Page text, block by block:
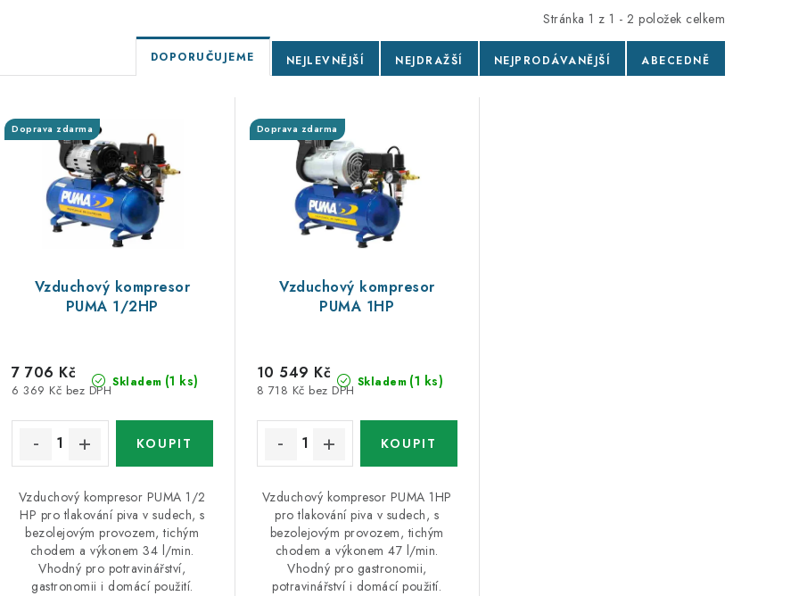
Stránka 1 z 1 - 2 položek celkem
Ř
a
e
n
í
r
o
u
k
t
ů
DOPORUČUJEME NEJLEVNĚJŠÍ NEJDRAŽŠÍ NEJPRODÁVANĚJŠÍ ABECEDNĚ
V
Vzduchový kompresor
PUMA 1/2HP
Doprava zdarma
Skladem (1 ks)
6 369 Kč bez DPH
7 706 Kč
Vzduchový kompresor PUMA 1/2
HP pro tlakování piva v sudech, s
bezolejovým provozem, tichým
chodem a výkonem 34 l/min.
Vhodný pro potravinářství,
gastronomii i domácí použití.
Vzduchový kompresor
PUMA 1HP
Doprava zdarma
Skladem (1 ks)
8 718 Kč bez DPH
10 549 Kč
Vzduchový kompresor PUMA 1HP
pro tlakování piva v sudech, s
bezolejovým provozem, tichým
chodem a výkonem 47 l/min.
Vhodný pro gastronomii,
potravinářství i domácí použití.